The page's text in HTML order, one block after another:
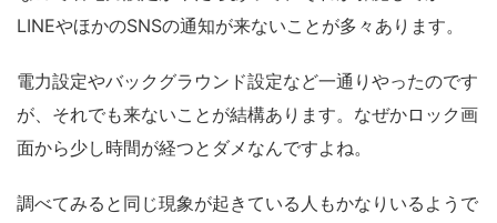
LINEやほかのSNSの通知が来ないことが多々あります。
電力設定やバックグラウンド設定など一通りやったのです
が、それでも来ないことが結構あります。なぜかロック画
面から少し時間が経つとダメなんですよね。
調べてみると同じ現象が起きている人もかなりいるようで